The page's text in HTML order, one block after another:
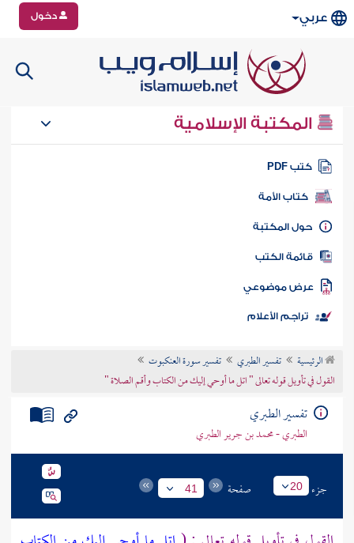
عربي دخول
المكتبة الإسلامية
كتب PDF
كتاب الأمة
المكتبة
الكتب
موضوعي
تراجم الأعلام
الرئيسية تفسير الطبري
تفسير سورة العنكبوت
القول في تأويل قوله تعالى " اتل ما أوحي إليك من الكتاب وأقم الصلاة "
تفسير الطبري
الطبري - محمد بن جرير الطبري
جزء 20 صفحة 41